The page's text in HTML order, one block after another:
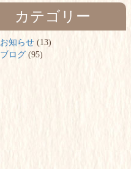
カテゴリー
お知らせ(13)
ブログ(95)